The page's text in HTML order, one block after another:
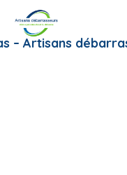
– Artisans